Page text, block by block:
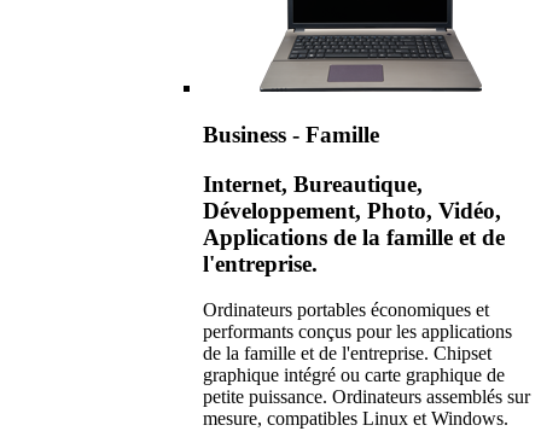
Business - Famille
Internet, Bureautique,
Développement, Photo, Vidéo,
Applications de la famille et de
l'entreprise.
Ordinateurs portables économiques et
performants conçus pour les applications
de la famille et de l'entreprise. Chipset
graphique intégré ou carte graphique de
petite puissance. Ordinateurs assemblés sur
mesure, compatibles Linux et Windows.